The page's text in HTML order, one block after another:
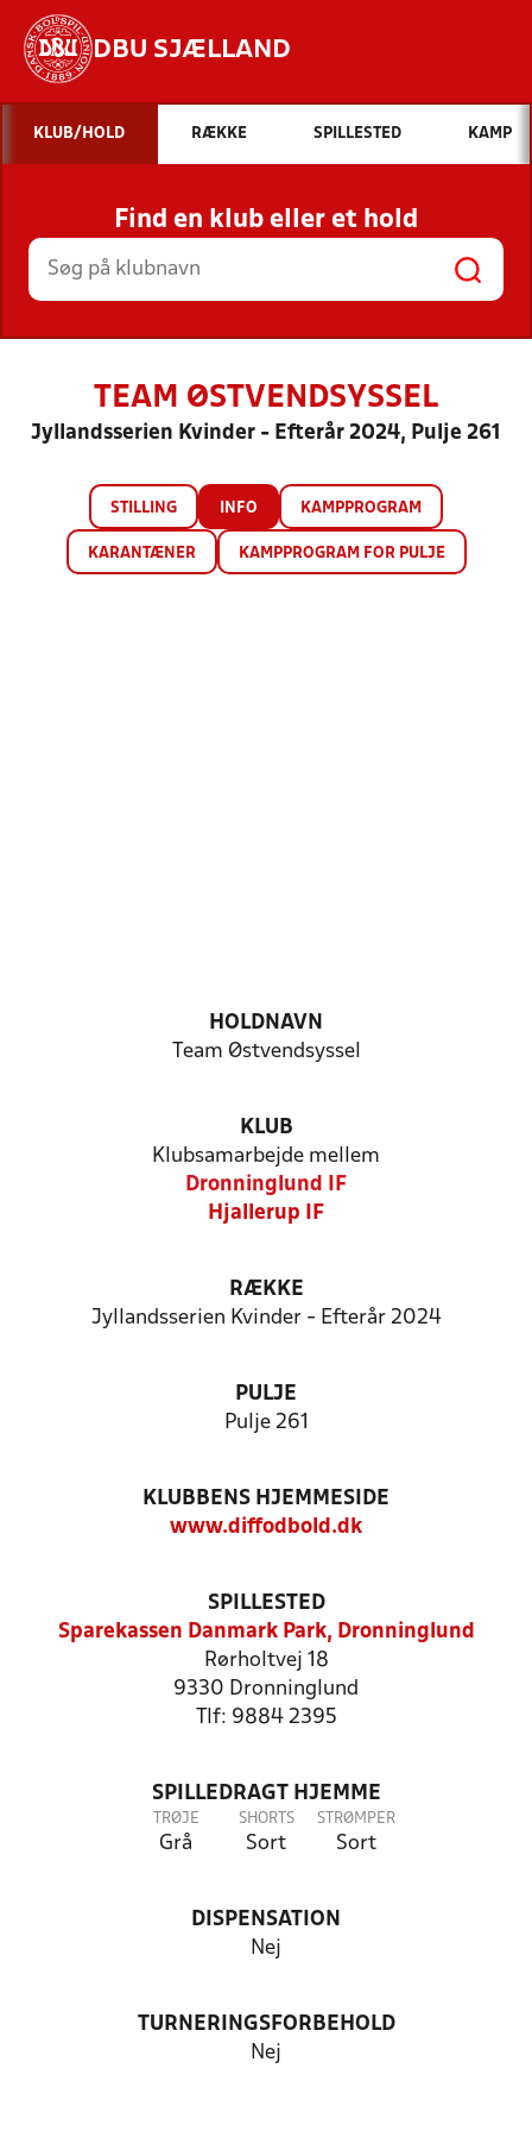
DBU SJÆLLAND
Hvad vil du søge efter?
INDHOLD OG NYHEDER
STILLINGER, RESULTATER, KLUBBER OG
HOLD
KLUB/HOLD RÆKKE SPILLESTED KAMP
Find en klub eller et hold
TEAM ØSTVENDSYSSEL
Jyllandsserien Kvinder - Efterår 2024, Pulje 261
STILLING INFO KAMPPROGRAM
KARANTÆNER KAMPPROGRAM FOR PULJE
HOLDNAVN
Team Østvendsyssel
KLUB
Klubsamarbejde mellem
Dronninglund IF
Hjallerup IF
RÆKKE
Jyllandsserien Kvinder - Efterår 2024
PULJE
Pulje 261
KLUBBENS HJEMMESIDE
www.diffodbold.dk
SPILLESTED
Sparekassen Danmark Park, Dronninglund
Rørholtvej 18
9330 Dronninglund
Tlf: 9884 2395
SPILLEDRAGT HJEMME
TRØJE
Grå
SHORTS
Sort
STRØMPER
Sort
DISPENSATION
Nej
TURNERINGSFORBEHOLD
Nej